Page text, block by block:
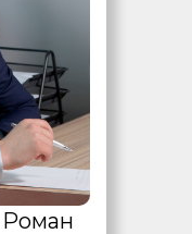
Роман